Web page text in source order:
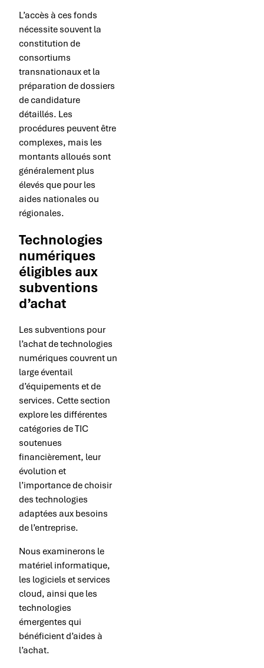
L’accès à ces fonds
nécessite souvent la
constitution de
consortiums
transnationaux et la
préparation de dossiers
de candidature
détaillés. Les
procédures peuvent être
complexes, mais les
montants alloués sont
généralement plus
élevés que pour les
aides nationales ou
régionales.
Technologies
numériques
éligibles aux
subventions
d’achat
Les subventions pour
l’achat de technologies
numériques couvrent un
large éventail
d’équipements et de
services. Cette section
explore les différentes
catégories de TIC
soutenues
financièrement, leur
évolution et
l’importance de choisir
des technologies
adaptées aux besoins
de l’entreprise.
Nous examinerons le
matériel informatique,
les logiciels et services
cloud, ainsi que les
technologies
émergentes qui
bénéficient d’aides à
l’achat.